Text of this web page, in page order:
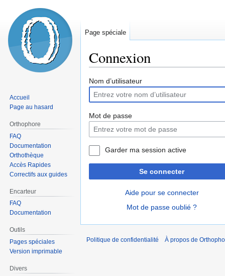
Connexion
Sauter
la
navigation
Sauter
la
recherche
Nom d’utilisateur
Mot de passe
Garder ma session active
Se connecter
Aide pour se connecter
Mot de passe oublié ?
Page spéciale
Accueil
Page au hasard
Orthophore
FAQ
Documentation
Orthothèque
Accès Rapides
Correctifs aux guides
Encarteur
FAQ
Documentation
Outils
Pages spéciales
Version imprimable
Divers
Politique de confidentialité À propos de